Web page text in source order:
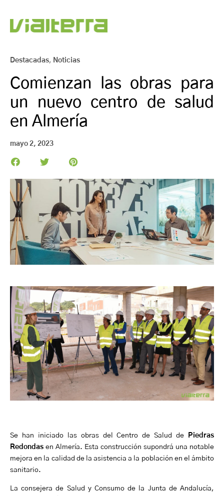
Destacadas, Noticias
Comienzan las obras para
un nuevo centro de salud
en Almería
mayo 2, 2023
Se han iniciado las obras del Centro de Salud de
Piedras
Redondas en Almería. Esta construcción supondrá una notable
mejora en la calidad de la asistencia a la población en el ámbito
sanitario.
La consejera de Salud y Consumo de la Junta de Andalucía,